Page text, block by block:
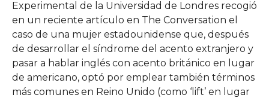
Experimental de la Universidad de Londres recogió
en un reciente artículo en The Conversation el
caso de una mujer estadounidense que, después
de desarrollar el síndrome del acento extranjero y
pasar a hablar inglés con acento británico en lugar
de americano, optó por emplear también términos
más comunes en Reino Unido (como ‘lift’ en lugar